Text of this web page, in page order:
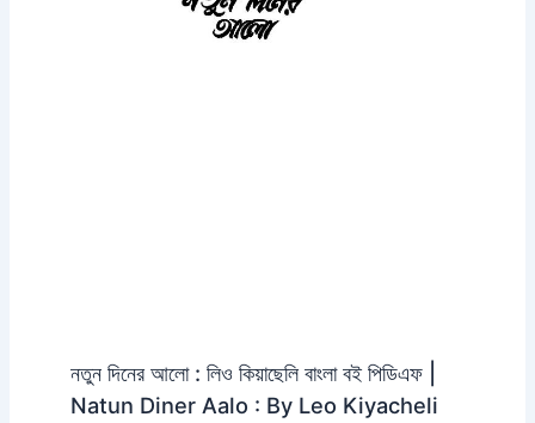
নতুন দিনের আলো : লিও কিয়াছেলি বাংলা বই পিডিএফ |
Natun Diner Aalo : By Leo Kiyacheli